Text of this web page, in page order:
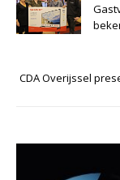
CDA Overijssel